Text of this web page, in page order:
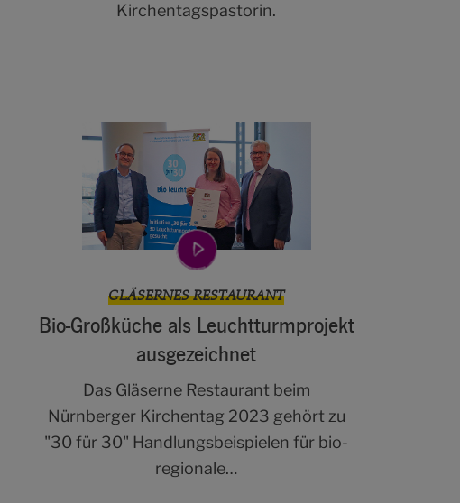
Kirchentagspastorin.
GLÄSERNES RESTAURANT
Bio-Großküche als Leuchtturmprojekt
ausgezeichnet
Das Gläserne Restaurant beim
Nürnberger Kirchentag 2023 gehört zu
"30 für 30" Handlungsbeispielen für bio-
regionale…